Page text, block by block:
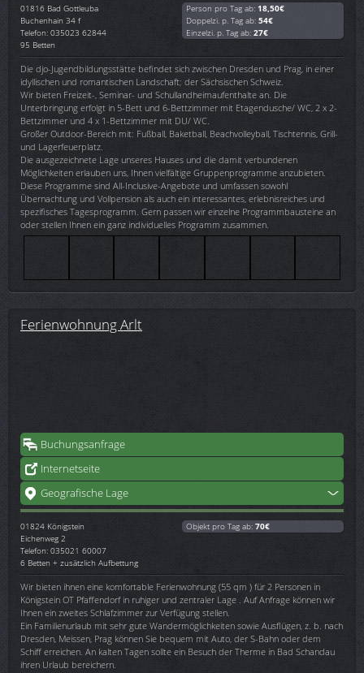
01816 Bad Gottleuba
Buchenhain 34 f
Telefon: 035023 62844
95 Betten
Person pro Tag ab: 18,50€
Doppelzi. p. Tag ab: 54€
Einzelzi. p. Tag ab: 27€
Die djo-Jugendbildungsstätte befindet sich zwischen Dresden und Prag, in einer
idyllischen und romantischen Landschaft; der Sächsischen Schweiz.
Wir bieten Freizeit-, Seminar- und Schullandheimaufenthalte an. Die
Unterbringung erfolgt in 5-Bett und 6-Bettzimmer mit Etagendusche/ WC, 2 x 2-
Bettzimmer und 4 x 1-Bettzimmer mit DU/ WC.
Großer Outdoor-Bereich mit: Fußball, Baketball, Beachvolleyball, Tischtennis, Grill-
und Lagerfeuerplatz.
Die ausgezeichnete Lage unseres Hauses und die damit verbundenen
Möglichkeiten erlauben uns, Ihnen vielfältige Gruppenprogramme anzubieten.
Diese Programme sind All-Inclusive-Angebote und umfassen sowohl
Übernachtung und Vollpension als auch ein interessantes, erlebnisreiches und
spezifisches Tagesprogramm. Gern passen wir einzelne Programmbausteine an
oder stellen Ihnen ein ganz individuelles Programm zusammen.
Ferienwohnung Arlt
Buchungsanfrage
Internetseite
Geografische Lage
01824 Königstein
Eichenweg 2
Telefon: 035021 60007
6 Betten + zusätzlich Aufbettung
Objekt pro Tag ab: 70€
Wir bieten ihnen eine komfortable Ferienwohnung (55 qm ) für 2 Personen in
Königstein OT Pfaffendorf in ruhiger und zentraler Lage . Auf Anfrage können wir
Ihnen ein zweites Schlafzimmer zur Verfügung stellen.
Ein Familienurlaub mit sehr gute Wandermöglichkeiten sowie Ausflügen, z. b. nach
Dresden, Meissen, Prag können Sie bequem mit Auto, der S-Bahn oder dem
Schiff erreichen. An kalten Tagen sollte ein Besuch der Therme in Bad Schandau
ihren Urlaub bereichern.